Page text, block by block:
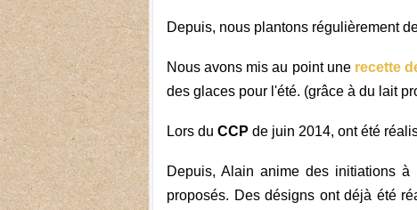
Depuis, nous plantons régulièrement
Nous avons mis au point une recette
des glaces pour l'été. (grâce à du lait
Lors du CCP de juin 2014, ont été
Depuis, Alain anime des initiations
proposés. Des désigns ont déjà été